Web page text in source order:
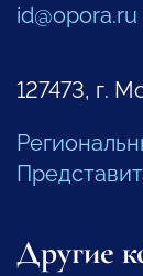
id@opora.ru
127473, г.
Другие